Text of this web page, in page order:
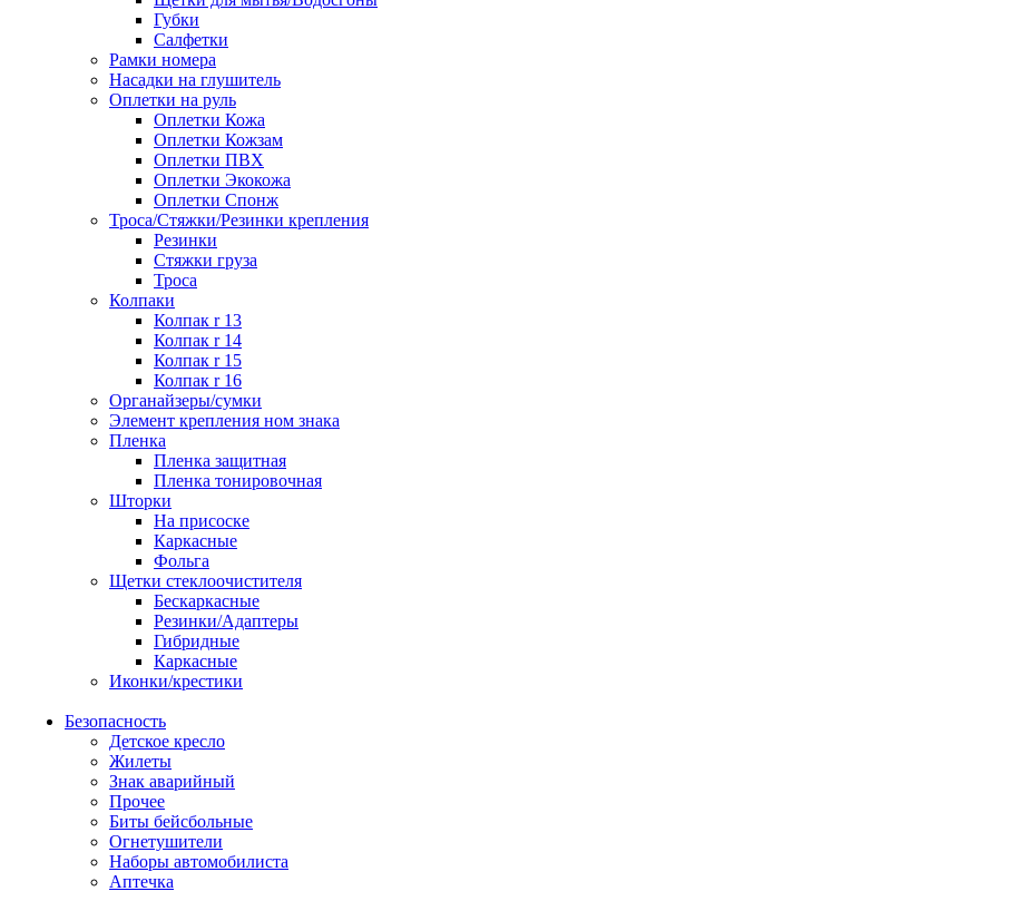
Губки
Салфетки
Рамки номера
Насадки на глушитель
Оплетки на руль
Оплетки Кожа
Оплетки Кожзам
Оплетки ПВХ
Оплетки Экокожа
Оплетки Спонж
Троса/Стяжки/Резинки крепления
Резинки
Стяжки груза
Троса
Колпаки
Колпак r 13
Колпак r 14
Колпак r 15
Колпак r 16
Органайзеры/сумки
Элемент крепления ном знака
Пленка
Пленка защитная
Пленка тонировочная
Шторки
На присоске
Каркасные
Фольга
Щетки стеклоочистителя
Бескаркасные
Резинки/Адаптеры
Гибридные
Каркасные
Иконки/крестики
Безопасность
Детское кресло
Жилеты
Знак аварийный
Прочее
Биты бейсбольные
Огнетушители
Наборы автомобилиста
Аптечка